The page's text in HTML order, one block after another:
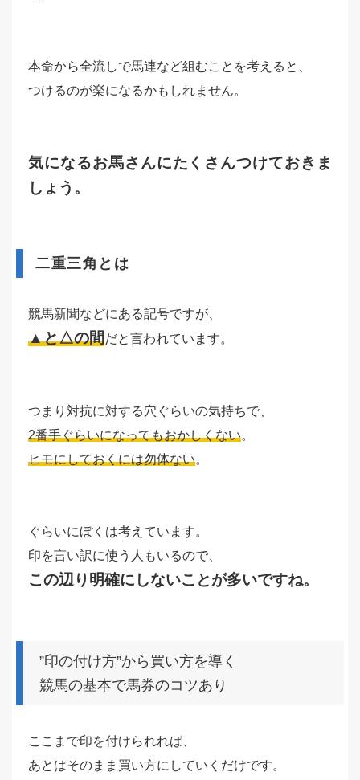
本命から全流しで馬連など組むことを考えると、
つけるのが楽になるかもしれません。
気になるお馬さんにたくさんつけておきま
しょう。
二重三角とは
競馬新聞などにある記号ですが、
▲と△の間だと言われています。
つまり対抗に対する穴ぐらいの気持ちで、
2番手ぐらいになってもおかしくない。
ヒモにしておくには勿体ない。
ぐらいにぼくは考えています。
印を言い訳に使う人もいるので、
この辺り明確にしないことが多いですね。
”印の付け方”から買い方を導く
競馬の基本で馬券のコツあり
ここまで印を付けられれば、
あとはそのまま買い方にしていくだけです。